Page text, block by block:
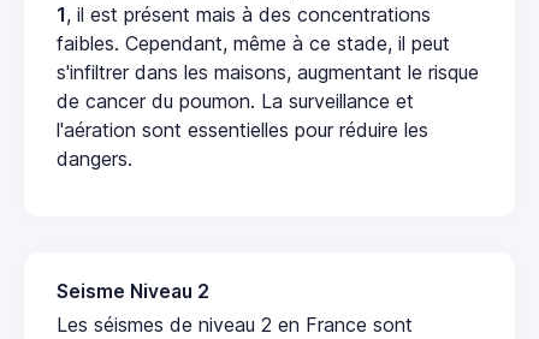
1, il est présent mais à des concentrations
faibles. Cependant, même à ce stade, il peut
s'infiltrer dans les maisons, augmentant le risque
de cancer du poumon. La surveillance et
l'aération sont essentielles pour réduire les
dangers.
Seisme Niveau 2
Les séismes de niveau 2 en France sont